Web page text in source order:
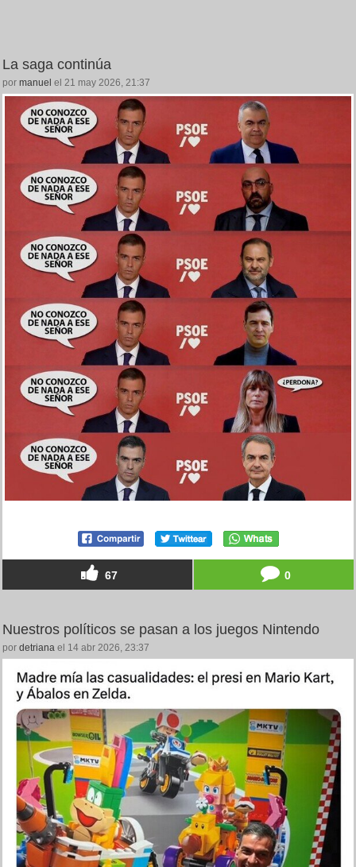
La saga continúa
por manuel el 21 may 2026, 21:37
67 0
Nuestros políticos se pasan a los juegos Nintendo
por detriana el 14 abr 2026, 23:37